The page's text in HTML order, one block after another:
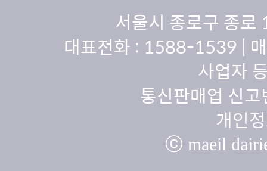
서울시 종로구 종
대표전화 : 1588-1539 |
사업자
통신판매업 신
개인
ⓒ maeil